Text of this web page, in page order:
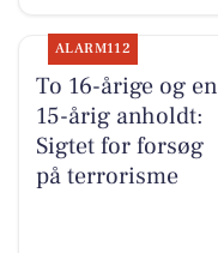
ALARM112
To 16-årige og en
15-årig anholdt:
Sigtet for forsøg
på terrorisme